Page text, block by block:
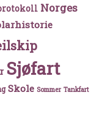
Norges
Sjøfart
Skole Sommer Tankfart